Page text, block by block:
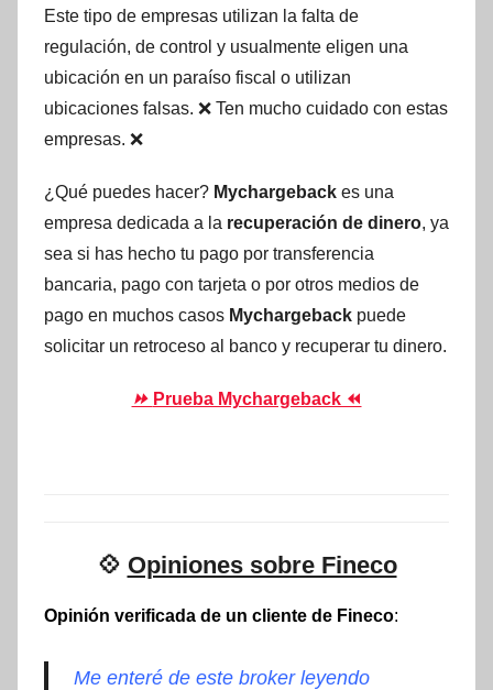
Este tipo de empresas utilizan la falta de
regulación, de control y usualmente eligen una
ubicación en un paraíso fiscal o utilizan
ubicaciones falsas. ❌ Ten mucho cuidado con estas
empresas. ❌
¿Qué puedes hacer? Mychargeback es una
empresa dedicada a la recuperación de dinero, ya
sea si has hecho tu pago por transferencia
bancaria, pago con tarjeta o por otros medios de
pago en muchos casos Mychargeback puede
solicitar un retroceso al banco y recuperar tu dinero.
⏩ Prueba Mychargeback ⏪
💠 Opiniones sobre Fineco
Opinión verificada de un cliente de Fineco:
Me enteré de este broker leyendo